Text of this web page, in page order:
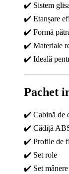
✔️ Sistem
✔️ Etanșare
✔️ Formă
✔️ Materiale
✔️ Ideală
Pachet
✔️ Cabină de
✔️ Cădiță
✔️ Profile de
✔️ Set role
✔️ Set mânere